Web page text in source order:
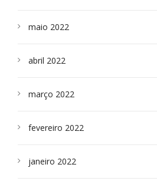
maio 2022
abril 2022
março 2022
fevereiro 2022
janeiro 2022